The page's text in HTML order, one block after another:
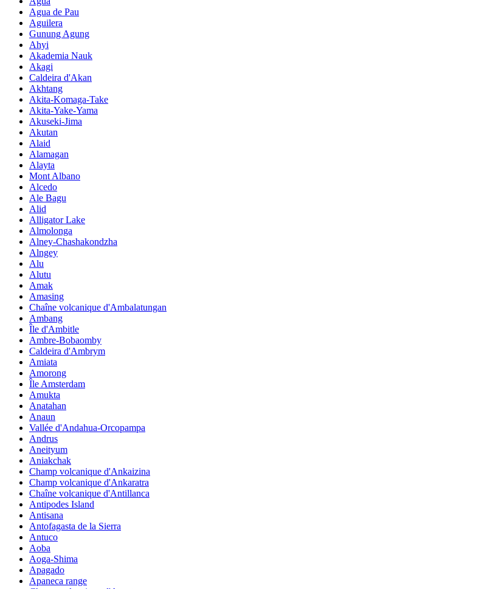
Agua de Pau
Aguilera
Gunung Agung
Ahyi
Akademia Nauk
Akagi
Caldeira d'Akan
Akhtang
Akita-Komaga-Take
Akita-Yake-Yama
Akuseki-Jima
Akutan
Alaid
Alamagan
Alayta
Mont Albano
Alcedo
Ale Bagu
Alid
Alligator Lake
Almolonga
Alney-Chashakondzha
Alngey
Alu
Alutu
Amak
Amasing
Chaîne volcanique d'Ambalatungan
Ambang
Île d'Ambitle
Ambre-Bobaomby
Caldeira d'Ambrym
Amiata
Amorong
Île Amsterdam
Amukta
Anatahan
Anaun
Vallée d'Andahua-Orcopampa
Andrus
Aneityum
Aniakchak
Champ volcanique d'Ankaizina
Champ volcanique d'Ankaratra
Chaîne volcanique d'Antillanca
Antipodes Island
Antisana
Antofagasta de la Sierra
Antuco
Aoba
Aoga-Shima
Apagado
Apaneca range